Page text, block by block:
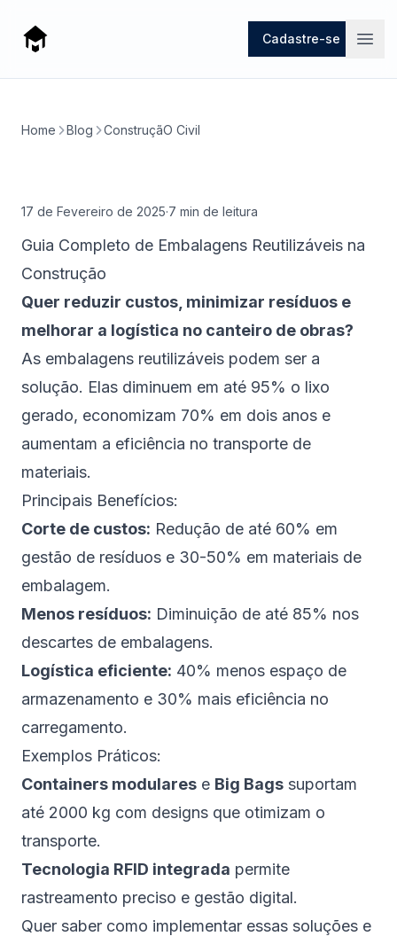
Mago Cadastre-se
Home Blog ConstruçãO Civil
17 de Fevereiro de 2025·7 min de leitura
Guia Completo de Embalagens Reutilizáveis na
Construção
Quer reduzir custos, minimizar resíduos e
melhorar a logística no canteiro de obras?
As embalagens reutilizáveis podem ser a
solução. Elas diminuem em até 95% o lixo
gerado, economizam 70% em dois anos e
aumentam a eficiência no transporte de
materiais.
Principais Benefícios:
Corte de custos: Redução de até 60% em
gestão de resíduos e 30-50% em materiais de
embalagem.
Menos resíduos: Diminuição de até 85% nos
descartes de embalagens.
Logística eficiente: 40% menos espaço de
armazenamento e 30% mais eficiência no
carregamento.
Exemplos Práticos:
Containers modulares e Big Bags suportam
até 2000 kg com designs que otimizam o
transporte.
Tecnologia RFID integrada permite
rastreamento preciso e gestão digital.
Quer saber como implementar essas soluções e